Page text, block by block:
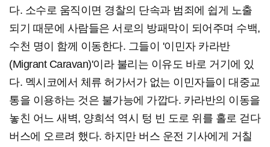
다. 소수로 움직이면 경찰의 단속과 범죄에 쉽게 노출
되기 때문에 사람들은 서로의 방패막이 되어주며 수백,
수천 명이 함께 이동한다. 그들이 '이민자 카라반
(Migrant Caravan)'이라 불리는 이유도 바로 거기에 있
다. 멕시코에서 체류 허가서가 없는 이민자들이 대중교
통을 이용하는 것은 불가능에 가깝다. 카라반의 이동을
놓친 어느 새벽, 양희석 역시 텅 빈 도로 위를 홀로 걷다
버스에 오르려 했다. 하지만 버스 운전 기사에게 거칠